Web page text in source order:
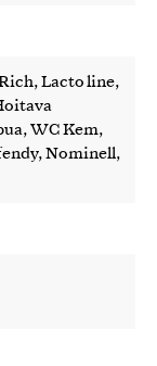
Lacto line,
WC Kem,
Nominell,